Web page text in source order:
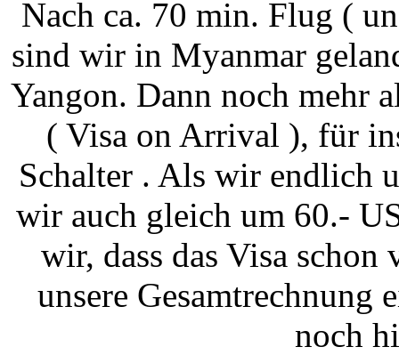
Nach ca. 70 min. Flug (
sind wir in Myanmar
Yangon. Dann noch mehr
( Visa on Arrival ), für
Schalter . Als wir endlich
wir auch gleich um 60.-
wir, dass das Visa
unsere Gesamtrechnung
noch